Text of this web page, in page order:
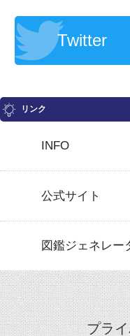
Twitter
リンク
INFO
公式サイト
図鑑ジェネレー
プラ